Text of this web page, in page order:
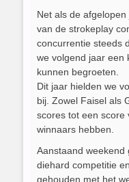
Net als de
van de strokeplay
concurrentie steeds
we volgend jaar een
kunnen begroeten.
Dit jaar hielden we
bij. Zowel Faisel als
scores tot een score
winnaars hebben.
Aanstaand weekend
diehard competitie
gehouden met het